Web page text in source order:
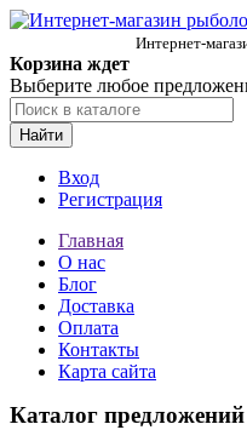
Интернет-
Корзина ждет
Выберите любое
Найти
Вход
Регистрация
Главная
О нас
Блог
Доставка
Оплата
Контакты
Карта сайта
Каталог предложений